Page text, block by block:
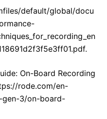
default/global/docu
On-Board Recording
rode.com/en-
gen-3/on-board-